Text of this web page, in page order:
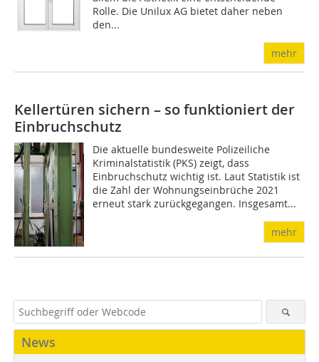
Rolle. Die Unilux AG bietet daher neben
den...
mehr
Kellertüren sichern – so funktioniert der
Einbruchschutz
Die aktuelle bundesweite Polizeiliche
Kriminalstatistik (PKS) zeigt, dass
Einbruchschutz wichtig ist. Laut Statistik ist
die Zahl der Wohnungseinbrüche 2021
erneut stark zurückgegangen. Insgesamt...
mehr
News